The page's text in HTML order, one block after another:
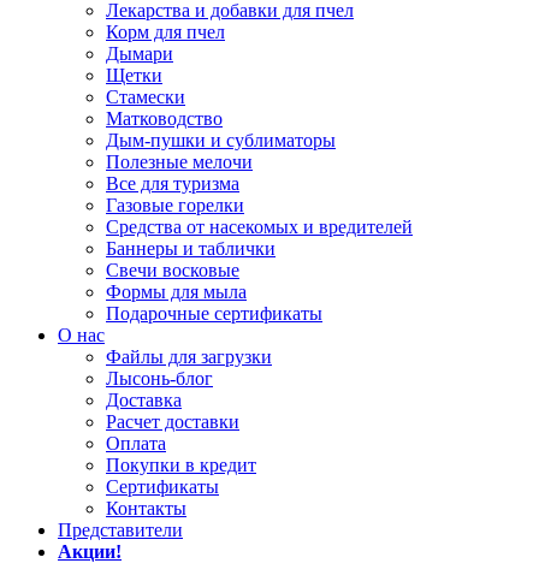
Лекарства и добавки для пчел
Корм для пчел
Дымари
Щетки
Стамески
Матководство
Дым-пушки и сублиматоры
Полезные мелочи
Все для туризма
Газовые горелки
Средства от насекомых и вредителей
Баннеры и таблички
Свечи восковые
Формы для мыла
Подарочные сертификаты
О нас
Файлы для загрузки
Лысонь-блог
Доставка
Расчет доставки
Оплата
Покупки в кредит
Сертификаты
Контакты
Представители
Акции!